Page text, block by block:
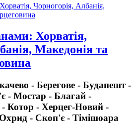
Хорватія,
Македонія та
- Берегове - Будапешт -
- Мостар - Благай -
Котор - Херцег-Новий -
- Скоп'є - Тімішоара